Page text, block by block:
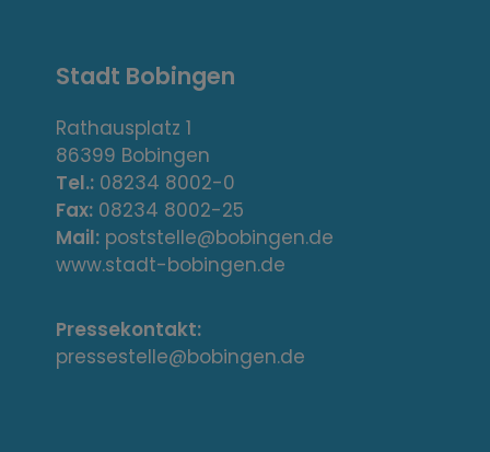
A
d
r
e
s
s
e
/
Stadt Bobingen
Rathausplatz 1
86399 Bobingen
Tel.: 08234 8002-0
Fax: 08234 8002-25
Mail: poststelle@bobingen.de
www.stadt-bobingen.de
Pressekontakt:
pressestelle@bobingen.de